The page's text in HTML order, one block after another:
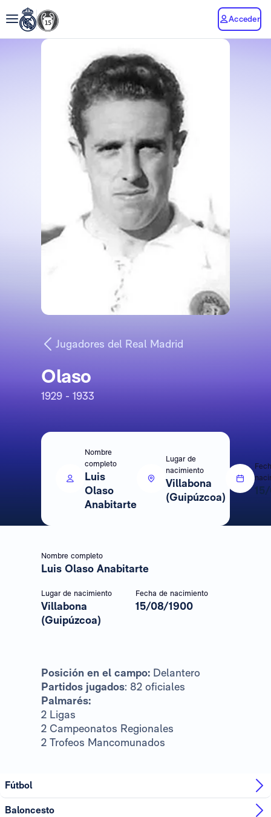
Acceder
Jugadores del Real Madrid
Olaso
1929 - 1933
Nombre
completo
Luis
Olaso
Anabitarte
Lugar de
nacimiento
Villabona
(Guipúzcoa)
Nombre completo
Luis Olaso Anabitarte
Lugar de nacimiento
Villabona
(Guipúzcoa)
Fecha de nacimiento
15/08/1900
Posición en el campo: Delantero
Partidos jugados: 82 oficiales
Palmarés:
2 Ligas
2 Campeonatos Regionales
2 Trofeos Mancomunados
Fútbol
Baloncesto